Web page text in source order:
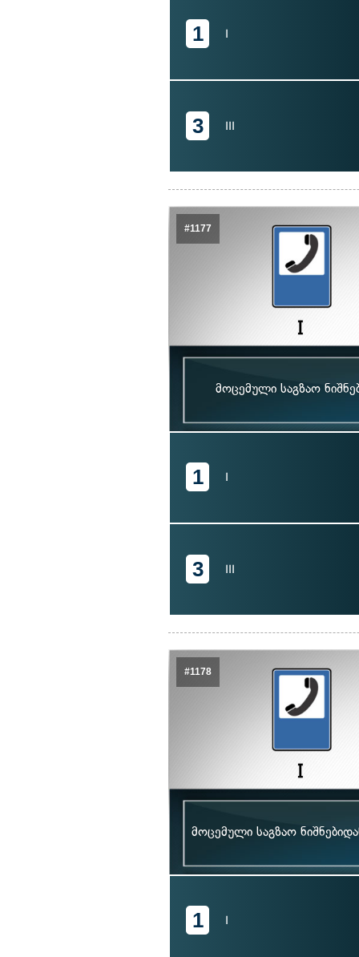
1 I
3 III
#1177
მოცემული საგზაო
1 I
3 III
#1178
მოცემული საგზაო
1 I